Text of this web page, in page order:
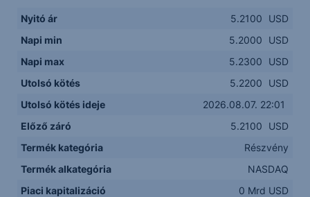
Nyitó ár 5.2100
USD
Napi min
5.2000
USD
Napi max
5.2300
USD
Utolsó kötés
5.2200
USD
Utolsó kötés ideje
2026.08.07. 22:01
Előző záró
5.2100
USD
Termék kategória
Részvény
Termék alkategória
NASDAQ
Piaci kapitalizáció
0 Mrd USD